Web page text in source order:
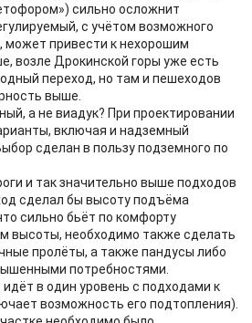
сильно осложнит
с учётом возможного
может привести к нехорошим
возле Дрокинской горы уже есть
переход, но там и пешеходов
выше.
а не виадук? При проектировании
включая и надземный
сделан в пользу подземного по
и так значительно выше подходов
сделал бы высоту подъёма
сильно бьёт по комфорту
высоты, необходимо также сделать
пролёты, а также пандусы либо
потребностями.
в один уровень с подходами к
возможность его подтопления).